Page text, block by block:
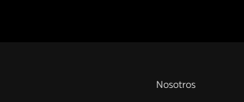
Nosotros